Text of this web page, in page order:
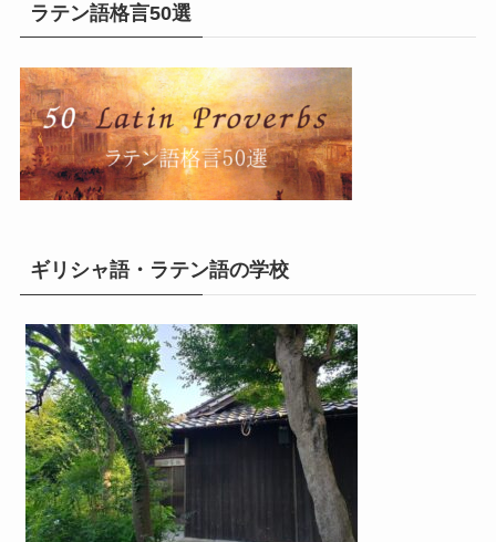
ラテン語格言50選
ギリシャ語・ラテン語の学校